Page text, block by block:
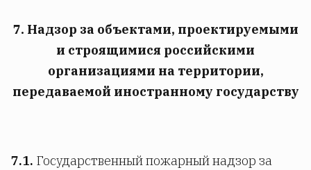
7. Надзор за объектами, проектируемыми
и строящимися российскими
организациями на территории,
передаваемой иностранному государству
7.1. Государственный пожарный надзор за